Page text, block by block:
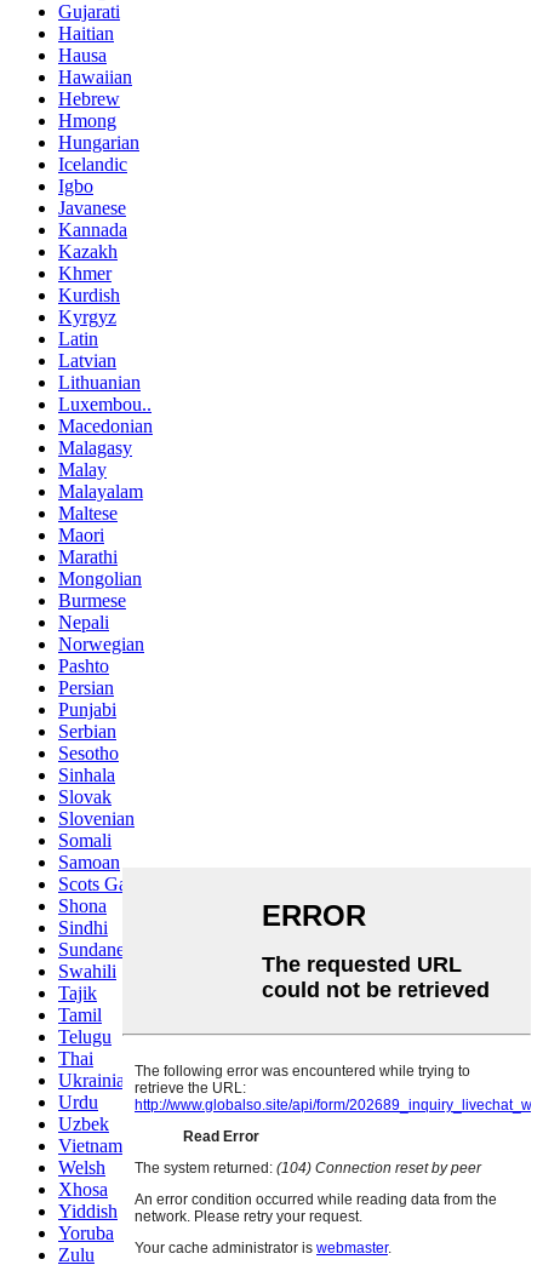
Gujarati
Haitian
Hausa
Hawaiian
Hebrew
Hmong
Hungarian
Icelandic
Igbo
Javanese
Kannada
Kazakh
Khmer
Kurdish
Kyrgyz
Latin
Latvian
Lithuanian
Luxembou..
Macedonian
Malagasy
Malay
Malayalam
Maltese
Maori
Marathi
Mongolian
Burmese
Nepali
Norwegian
Pashto
Persian
Punjabi
Serbian
Sesotho
Sinhala
Slovak
Slovenian
Somali
Samoan
Scots Gaelic
Shona
Sindhi
Sundanese
Swahili
Tajik
Tamil
Telugu
Thai
Ukrainian
Urdu
Uzbek
Vietnamese
Welsh
Xhosa
Yiddish
Yoruba
Zulu